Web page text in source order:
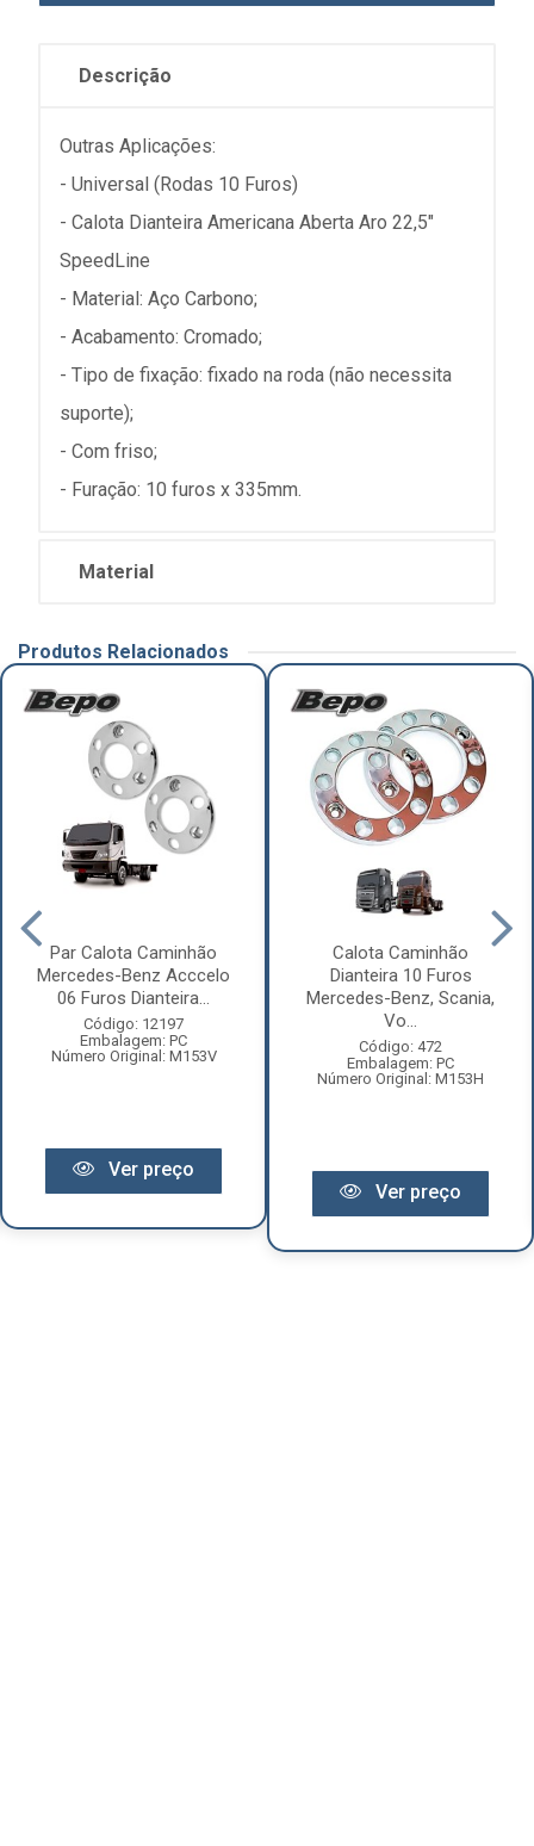
Descrição
Outras Aplicações:
- Universal (Rodas 10 Furos)
- Calota Dianteira Americana Aberta Aro 22,5"
SpeedLine
- Material: Aço Carbono;
- Acabamento: Cromado;
- Tipo de fixação: fixado na roda (não necessita
suporte);
- Com friso;
- Furação: 10 furos x 335mm.
Material
Produtos Relacionados
Par Calota Caminhão
Mercedes-Benz Acccelo
06 Furos Dianteira...
Código: 12197
Embalagem: PC
Número Original: M153V
Ver preço
Calota Caminhão
Dianteira 10 Furos
Mercedes-Benz, Scania,
Vo...
Código: 472
Embalagem: PC
Número Original: M153H
Ver preço